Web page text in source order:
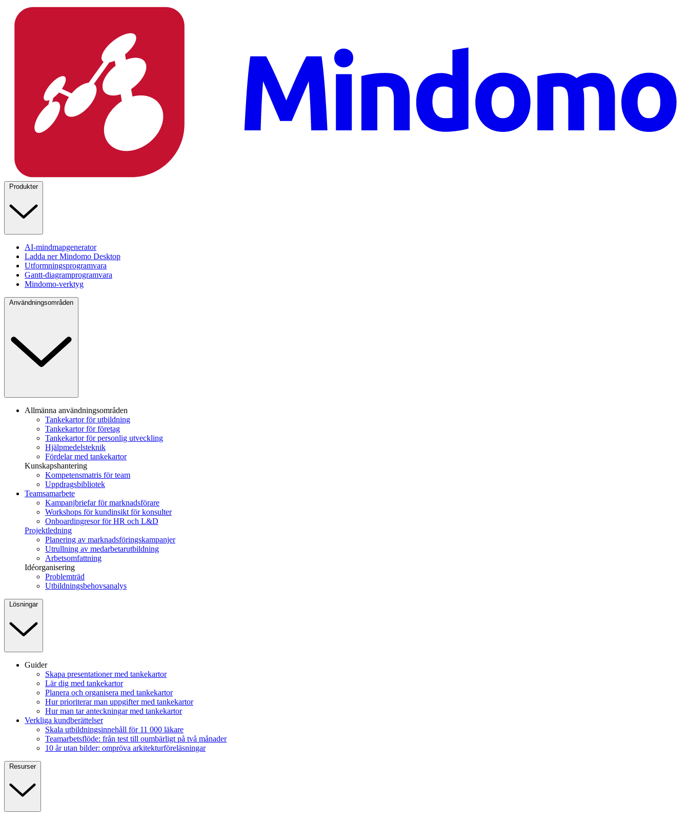
Produkter
AI-mindmapgenerator
Ladda ner Mindomo Desktop
Utformningsprogramvara
Gantt-diagramprogramvara
Mindomo-verktyg
Användningsområden
Allmänna användningsområden
Tankekartor för utbildning
Tankekartor för företag
Tankekartor för personlig utveckling
Hjälpmedelsteknik
Fördelar med tankekartor
Kunskapshantering
Kompetensmatris för team
Uppdragsbibliotek
Teamsamarbete
Kampanjbriefar för marknadsförare
Workshops för kundinsikt för konsulter
Onboardingresor för HR och L&D
Projektledning
Planering av marknadsföringskampanjer
Utrullning av medarbetarutbildning
Arbetsomfattning
Idéorganisering
Problemträd
Utbildningsbehovsanalys
Lösningar
Guider
Skapa presentationer med tankekartor
Lär dig med tankekartor
Planera och organisera med tankekartor
Hur prioriterar man uppgifter med tankekartor
Hur man tar anteckningar med tankekartor
Verkliga kundberättelser
Skala utbildningsinnehåll för 11 000 läkare
Teamarbetsflöde: från test till oumbärligt på två månader
10 år utan bilder: ompröva arkitekturföreläsningar
Resurser